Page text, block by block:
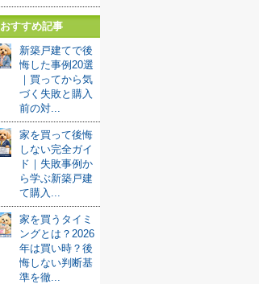
おすすめ記事
新築戸建てで後
悔した事例20選
｜買ってから気
づく失敗と購入
前の対...
家を買って後悔
しない完全ガイ
ド｜失敗事例か
ら学ぶ新築戸建
て購入...
家を買うタイミ
ングとは？2026
年は買い時？後
悔しない判断基
準を徹...